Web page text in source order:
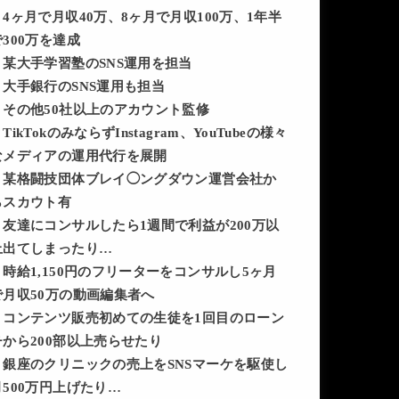
4ヶ月で月収40万、8ヶ月で月収100万、1年半
300万を達成
某大手学習塾のSNS運用を担当
大手銀行のSNS運用も担当
その他50社以上のアカウント監修
TikTokのみならずInstagram、YouTubeの様々
メディアの運用代行を展開
某格闘技団体ブレイ◯ングダウン運営会社か
スカウト有
友達にコンサルしたら1週間で利益が200万以
出てしまったり…
時給1,150円のフリーターをコンサルし5ヶ月
月収50万の動画編集者へ
コンテンツ販売初めての生徒を1回目のローン
から200部以上売らせたり
銀座のクリニックの売上をSNSマーケを駆使し
500万円上げたり…